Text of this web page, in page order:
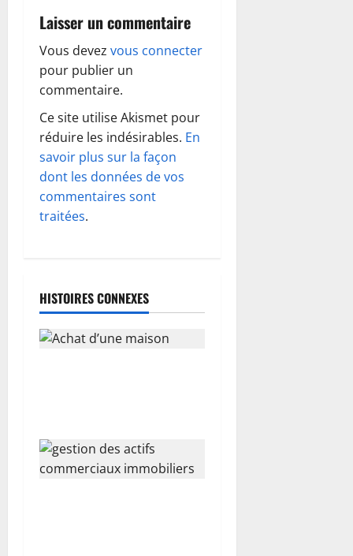
a
t
i
o
n
d
’
r
t
i
e
Laisser un commentaire
Vous devez vous connecter
pour publier un
commentaire.
Ce site utilise Akismet pour
réduire les indésirables. En
savoir plus sur la façon
dont les données de vos
commentaires sont
traitées.
HISTOIRES CONNEXES